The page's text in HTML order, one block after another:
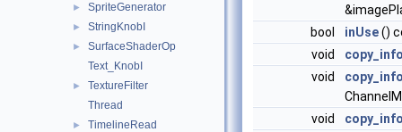
► SpriteGenerator
► StringKnobI
►
SurfaceShaderOp
Text_KnobI
►
TextureFilter
Thread
► TimelineRead
bool
inUse()
void
void
void